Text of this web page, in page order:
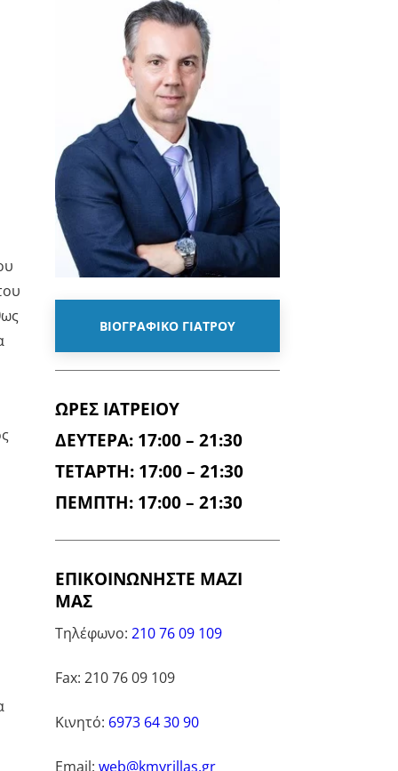
ΒΙΟΓΡΑΦΙΚΟ ΓΙΑΤΡΟΥ
ΩΡΕΣ ΙΑΤΡΕΙΟΥ
ΔΕΥΤΕΡΑ: 17:00 – 21:30
ΤΕΤΑΡΤΗ: 17:00 – 21:30
ΠΕΜΠΤΗ: 17:00 – 21:30
ΕΠΙΚΟΙΝΩΝΗΣΤΕ ΜΑΖΙ
ΜΑΣ
Τηλέφωνο: 210 76 09 109
Fax: 210 76 09 109
Κινητό: 6973 64 30 90
Email: web@kmyrillas.gr